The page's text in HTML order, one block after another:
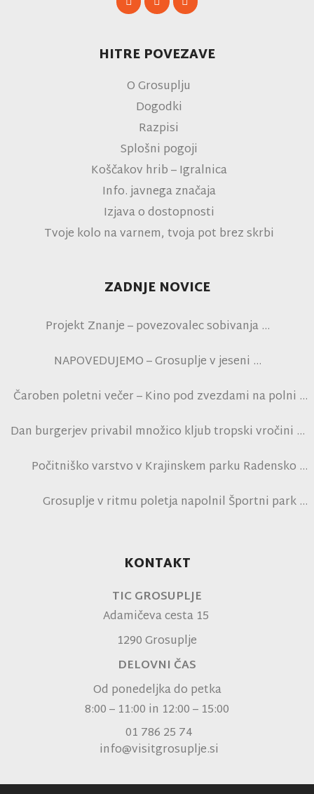
HITRE POVEZAVE
O Grosuplju
Dogodki
Razpisi
Splošni pogoji
Koščakov hrib – Igralnica
Info. javnega značaja
Izjava o dostopnosti
Tvoje kolo na varnem, tvoja pot brez skrbi
ZADNJE NOVICE
Projekt Znanje – povezovalec sobivanja
NAPOVEDUJEMO – Grosuplje v jeseni
Čaroben poletni večer – Kino pod zvezdami na polni
Dan burgerjev privabil množico kljub tropski vročini
Počitniško varstvo v Krajinskem parku Radensko
Grosuplje v ritmu poletja napolnil Športni park
KONTAKT
TIC GROSUPLJE
Adamičeva cesta 15
1290 Grosuplje
DELOVNI ČAS
Od ponedeljka do petka
8:00 – 11:00 in 12:00 – 15:00
01 786 25 74
info@visitgrosuplje.si